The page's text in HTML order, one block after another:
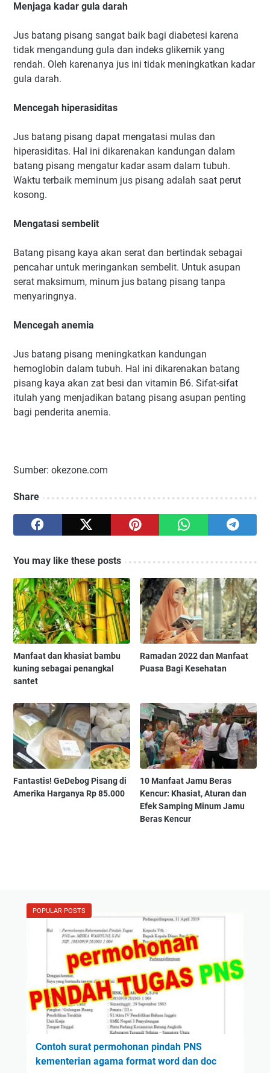
Menjaga kadar gula darah
Jus batang pisang sangat baik bagi diabetesi karena
tidak mengandung gula dan indeks glikemik yang
rendah. Oleh karenanya jus ini tidak meningkatkan kadar
gula darah.
Mencegah hiperasiditas
Jus batang pisang dapat mengatasi mulas dan
hiperasiditas. Hal ini dikarenakan kandungan dalam
batang pisang mengatur kadar asam dalam tubuh.
Waktu terbaik meminum jus pisang adalah saat perut
kosong.
Mengatasi sembelit
Batang pisang kaya akan serat dan bertindak sebagai
pencahar untuk meringankan sembelit. Untuk asupan
serat maksimum, minum jus batang pisang tanpa
menyaringnya.
Mencegah anemia
Jus batang pisang meningkatkan kandungan
hemoglobin dalam tubuh. Hal ini dikarenakan batang
pisang kaya akan zat besi dan vitamin B6. Sifat-sifat
itulah yang menjadikan batang pisang asupan penting
bagi penderita anemia.
Sumber: okezone.com
Share
You may like these posts
Manfaat dan khasiat bambu
kuning sebagai penangkal
santet
Ramadan 2022 dan Manfaat
Puasa Bagi Kesehatan
Fantastis! GeDebog Pisang di
Amerika Harganya Rp 85.000
10 Manfaat Jamu Beras
Kencur: Khasiat, Aturan dan
Efek Samping Minum Jamu
Beras Kencur
POPULAR POSTS
Contoh surat permohonan pindah PNS
kementerian agama format word dan doc